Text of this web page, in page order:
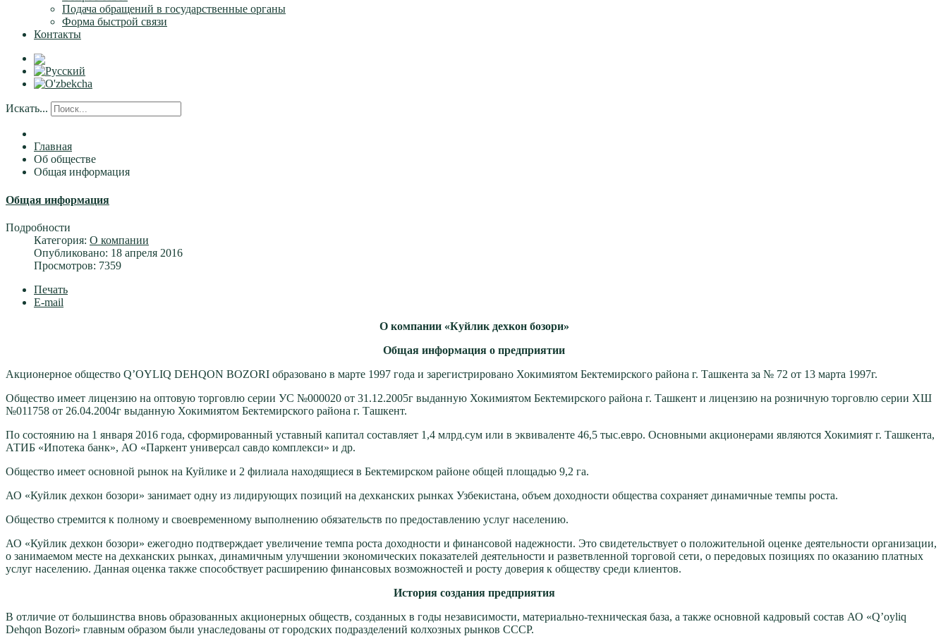
Подача обращений в государственные органы
Форма быстрой связи
Контакты
Искать...
Главная
Об обществе
Общая информация
Общая информация
Подробности
Категория: О компании
Опубликовано: 18 апреля 2016
Просмотров: 7359
Печать
E-mail
О компании «Куйлик дехкон бозори»
Общая информация о предприятии
Акционерное общество Q’OYLIQ DEHQON BOZORI образовано в марте 1997 года и зарегистрировано Хокимиятом Бектемирского района г. Ташкента за № 72 от 13 марта 1997г.
Общество имеет лицензию на оптовую торговлю серии УС №000020 от 31.12.2005г выданную Хокимиятом Бектемирского района г. Ташкент и лицензию на розничную торговлю серии ХШ
№011758 от 26.04.2004г выданную Хокимиятом Бектемирского района г. Ташкент.
По состоянию на 1 января 2016 года, сформированный уставный капитал составляет 1,4 млрд.сум или в эквиваленте 46,5 тыс.евро. Основными акционерами являются Хокимият г. Ташкента,
АТИБ «Ипотека банк», АО «Паркент универсал савдо комплекси» и др.
Общество имеет основной рынок на Куйлике и 2 филиала находящиеся в Бектемирском районе общей площадью 9,2 га.
АО «Куйлик дехкон бозори» занимает одну из лидирующих позиций на дехканских рынках Узбекистана, объем доходности общества сохраняет динамичные темпы роста.
Общество стремится к полному и своевременному выполнению обязательств по предоставлению услуг населению.
АО «Куйлик дехкон бозори» ежегодно подтверждает увеличение темпа роста доходности и финансовой надежности. Это свидетельствует о положительной оценке деятельности организации,
о занимаемом месте на дехканских рынках, динамичным улучшении экономических показателей деятельности и разветвленной торговой сети, о передовых позициях по оказанию платных
услуг населению. Данная оценка также способствует расширению финансовых возможностей и росту доверия к обществу среди клиентов.
История создания предприятия
В отличие от большинства вновь образованных акционерных обществ, созданных в годы независимости, материально-техническая база, а также основной кадровый состав АО «Q’oyliq
Dehqon Bozori» главным образом были унаследованы от городских подразделений колхозных рынков СССР.